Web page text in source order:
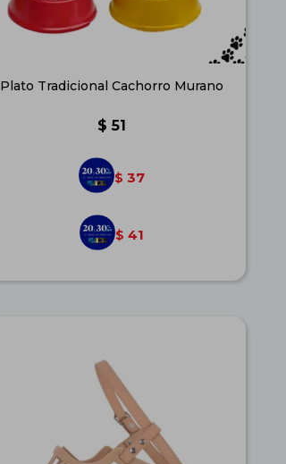
Plato Tradicional Cachorro Murano
$ 51
$ 37
$ 41